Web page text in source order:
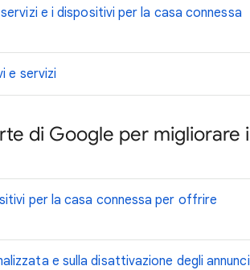
e i dispositivi per la casa connessa
e servizi
di Google per migliorare i
per la casa connessa per offrire
e sulla disattivazione degli annunci